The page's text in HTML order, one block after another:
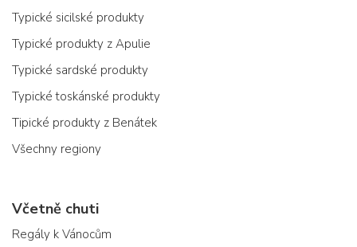
Typické sicilské produkty
Typické produkty z Apulie
Typické sardské produkty
Typické toskánské produkty
Tipické produkty z Benátek
Všechny regiony
Včetně chuti
Regály k Vánocům